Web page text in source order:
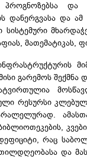
და
დანერგვასა და
მათემატიკას,
გარემოს შექმნა
რესურსი
რაც
და